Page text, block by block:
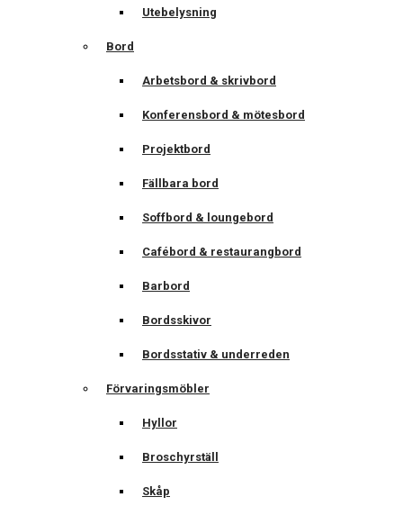
Utebelysning
Bord
Arbetsbord & skrivbord
Konferensbord & mötesbord
Projektbord
Fällbara bord
Soffbord & loungebord
Cafébord & restaurangbord
Barbord
Bordsskivor
Bordsstativ & underreden
Förvaringsmöbler
Hyllor
Broschyrställ
Skåp